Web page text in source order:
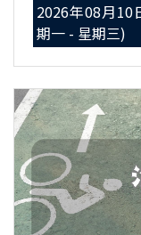
2026年08月10
期一 - 星期三)